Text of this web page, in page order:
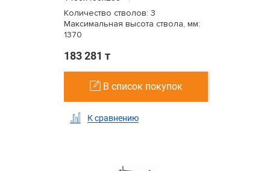
Количество стволов: 3
Максимальная высота ствола, мм:
1370
183 281 т
В список покупок
К сравнению